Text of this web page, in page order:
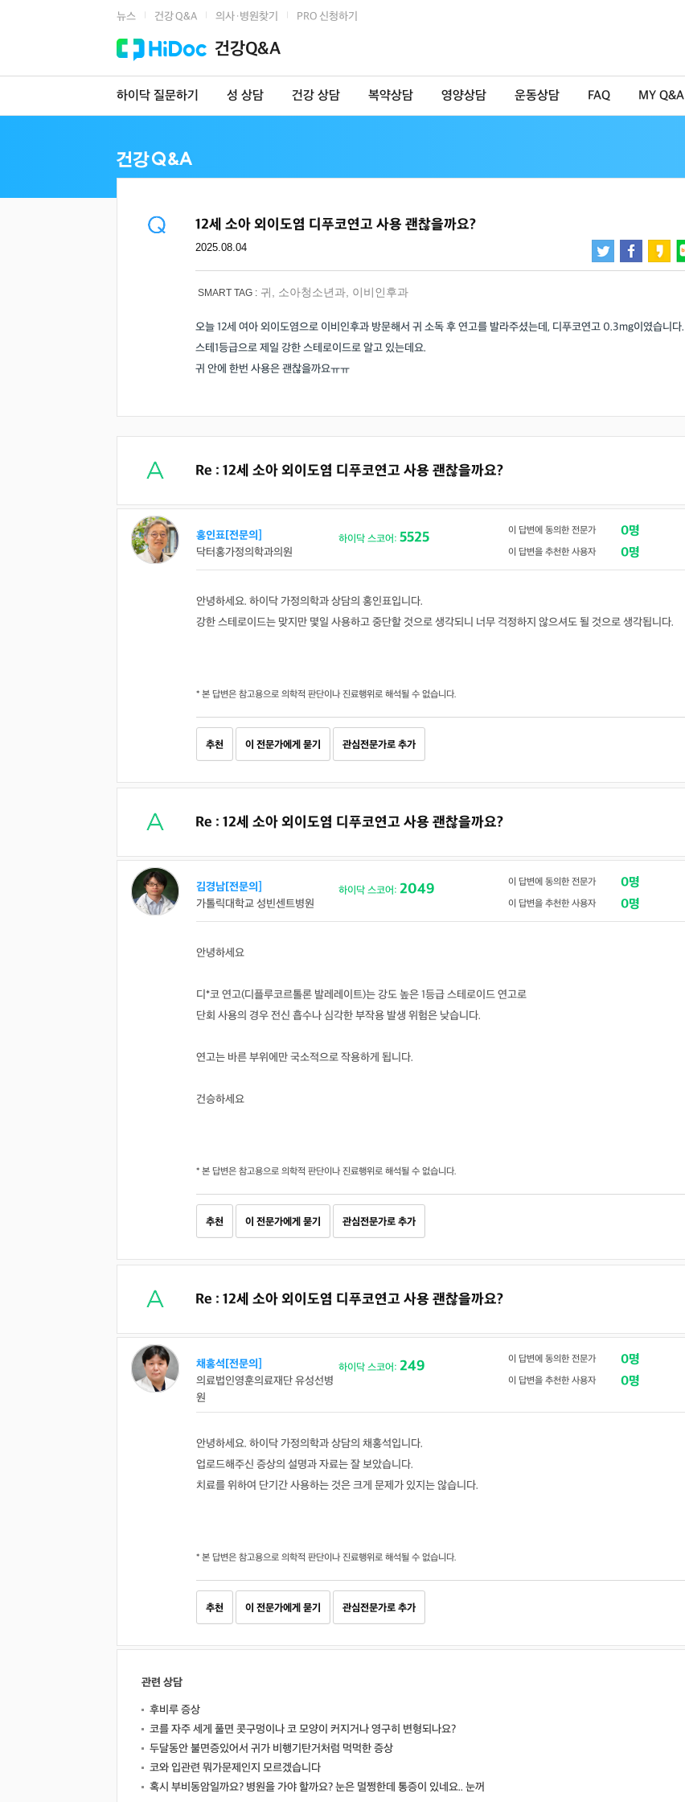
뉴스 건강 Q&A 의사·병원찾기 PRO 신청하기
건강Q&A
하이닥 질문하기 성 상담 건강 상담 복약상담 영양상담 운동상담 FAQ MY Q&A
12세 소아 외이도염 디푸코연고 사용 괜찮을까요?
2025.08.04
SMART TAG : 귀 소아청소년과 이비인후과
오늘 12세 여아 외이도염으로 이비인후과 방문해서 귀 소독 후 연고를 발라주셨는데, 디푸코연고 0.3mg이였습니다.
스테1등급으로 제일 강한 스테로이드로 알고 있는데요.
귀 안에 한번 사용은 괜찮을까요ㅠㅠ
Re : 12세 소아 외이도염 디푸코연고 사용 괜찮을까요?
홍인표[전문의]
닥터홍가정의학과의원
하이닥 스코어: 5525 이 답변에 동의한 전문가 0명
이 답변을 추천한 사용자 0명
안녕하세요. 하이닥 가정의학과 상담의 홍인표입니다.
강한 스테로이드는 맞지만 몇일 사용하고 중단할 것으로 생각되니 너무 걱정하지 않으셔도 될 것으로 생각됩니다.
* 본 답변은 참고용으로 의학적 판단이나 진료행위로 해석될 수 없습니다.
추천 이 전문가에게 묻기 관심전문가로 추가
Re : 12세 소아 외이도염 디푸코연고 사용 괜찮을까요?
김경남[전문의]
가톨릭대학교 성빈센트병원
하이닥 스코어: 2049 이 답변에 동의한 전문가 0명
이 답변을 추천한 사용자 0명
안녕하세요
디*코 연고(디플루코르톨론 발레레이트)는 강도 높은 1등급 스테로이드 연고로
단회 사용의 경우 전신 흡수나 심각한 부작용 발생 위험은 낮습니다.
연고는 바른 부위에만 국소적으로 작용하게 됩니다.
건승하세요
* 본 답변은 참고용으로 의학적 판단이나 진료행위로 해석될 수 없습니다.
추천 이 전문가에게 묻기 관심전문가로 추가
Re : 12세 소아 외이도염 디푸코연고 사용 괜찮을까요?
채홍석[전문의]
의료법인영훈의료재단 유성선병
원
하이닥 스코어: 249 이 답변에 동의한 전문가 0명
이 답변을 추천한 사용자 0명
안녕하세요. 하이닥 가정의학과 상담의 채홍석입니다.
업로드해주신 증상의 설명과 자료는 잘 보았습니다.
치료를 위하여 단기간 사용하는 것은 크게 문제가 있지는 않습니다.
* 본 답변은 참고용으로 의학적 판단이나 진료행위로 해석될 수 없습니다.
추천 이 전문가에게 묻기 관심전문가로 추가
관련 상담
후비루 증상
코를 자주 세게 풀면 콧구멍이나 코 모양이 커지거나 영구히 변형되나요?
두달동안 불면증있어서 귀가 비행기탄거처럼 먹먹한 증상
코와 입관련 뭐가문제인지 모르겠습니다
혹시 부비동암일까요? 병원을 가야 할까요? 눈은 멀쩡한데 통증이 있네요.. 눈꺼